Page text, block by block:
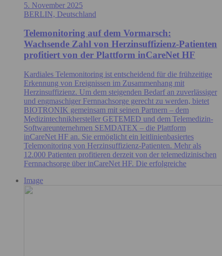
5. November 2025
BERLIN, Deutschland
Telemonitoring auf dem Vormarsch:
Wachsende Zahl von Herzinsuffizienz-Patienten
profitiert von der Plattform inCareNet HF
Kardiales Telemonitoring ist entscheidend für die frühzeitige
Erkennung von Ereignissen im Zusammenhang mit
Herzinsuffizienz. Um dem steigenden Bedarf an zuverlässiger
und engmaschiger Fernnachsorge gerecht zu werden, bietet
BIOTRONIK gemeinsam mit seinen Partnern – dem
Medizintechnikhersteller GETEMED und dem Telemedizin-
Softwareunternehmen SEMDATEX – die Plattform
inCareNet HF an. Sie ermöglicht ein leitlinienbasiertes
Telemonitoring von Herzinsuffizienz-Patienten. Mehr als
12.000 Patienten profitieren derzeit von der telemedizinischen
Fernnachsorge über inCareNet HF. Die erfolgreiche
Image